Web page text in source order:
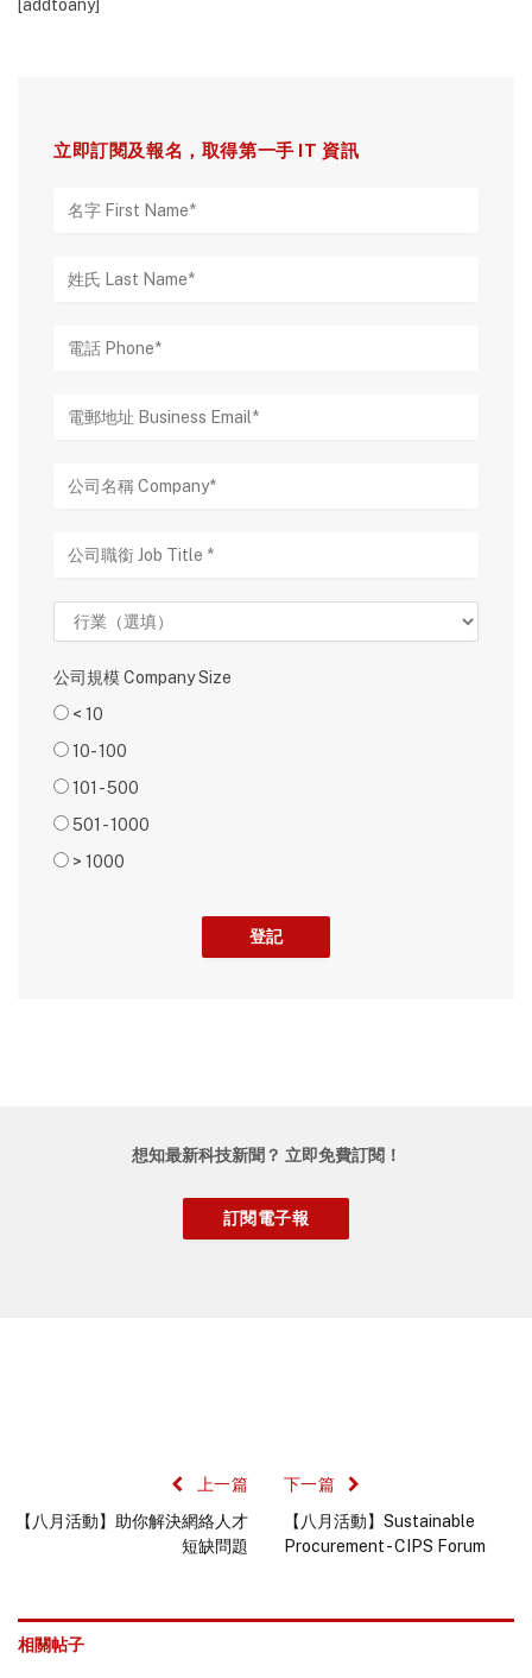
[addtoany]
立即訂閱及報名，取得第一手 IT 資訊
公司規模 Company Size
< 10
10- 100
101 - 500
501 - 1000
> 1000
想知最新科技新聞？ 立即免費訂閱！
上一篇
【八月活動】助你解決網絡人才
短缺問題
下一篇
【八月活動】Sustainable
Procurement - CIPS Forum
相關帖子